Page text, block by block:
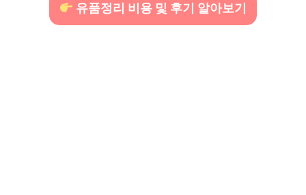
유품정리 비용 및 후기 알아보기